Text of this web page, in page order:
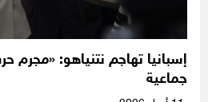
إسبانيا تهاجم نتنياهو: «مجرم
جماعية